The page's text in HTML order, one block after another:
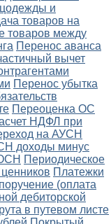
и
товаров на
товаров между
Перенос аванса
вычет
Перенос убытка
Переоценка ОС
НДФЛ при
на АУСН
доходы минус
Периодическое
ценников Платежки
(оплата
дебиторской
в путевом листе